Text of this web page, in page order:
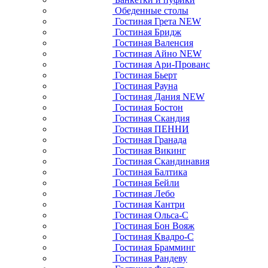
Обеденные столы
Гостиная Грета NEW
Гостиная Бридж
Гостиная Валенсия
Гостиная Айно NEW
Гостиная Ари-Прованс
Гостиная Бьерт
Гостиная Рауна
Гостиная Дания NEW
Гостиная Бостон
Гостиная Скандия
Гостиная ПЕННИ
Гостиная Гранада
Гостиная Викинг
Гостиная Скандинавия
Гостиная Балтика
Гостиная Бейли
Гостиная Лебо
Гостиная Кантри
Гостиная Ольса-С
Гостиная Бон Вояж
Гостиная Квадро-С
Гостиная Брамминг
Гостиная Рандеву